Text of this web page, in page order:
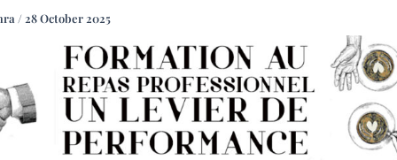
/28 October 2025